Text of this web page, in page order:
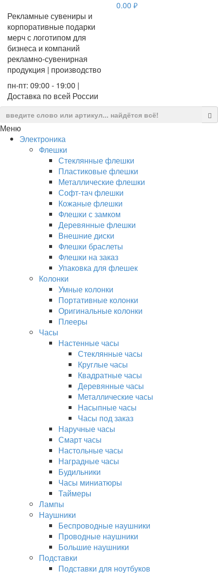
Рекламные сувениры и
корпоративные подарки
мерч с логотипом для
бизнеса и компаний
рекламно-сувенирная
продукция | производство
пн-пт: 09:00 - 19:00 |
Доставка по всей России
0.00 руб.
Меню
Электроника
Флешки
Стеклянные флешки
Пластиковые флешки
Металлические флешки
Софт-тач флешки
Кожаные флешки
Флешки с замком
Деревянные флешки
Внешние диски
Флешки браслеты
Флешки на заказ
Упаковка для флешек
Колонки
Умные колонки
Портативные колонки
Оригинальные колонки
Плееры
Часы
Настенные часы
Стеклянные часы
Круглые часы
Квадратные часы
Деревянные часы
Металлические часы
Насыпные часы
Часы под заказ
Наручные часы
Смарт часы
Настольные часы
Наградные часы
Будильники
Часы миниатюры
Таймеры
Лампы
Наушники
Беспроводные наушники
Проводные наушники
Большие наушники
Подставки
Подставки для ноутбуков